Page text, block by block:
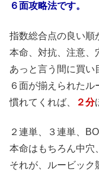
６面攻略法です。
指数総合点の良い順
本命、対抗、注意、
あっと言う間に買い
６面が揃えられた
慣れてくれば、
２分
２連単、３連単、
本命はもちろん中穴
それが、ルービック